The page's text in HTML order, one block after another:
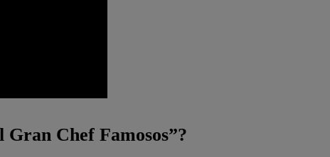
Gran Chef Famosos”?